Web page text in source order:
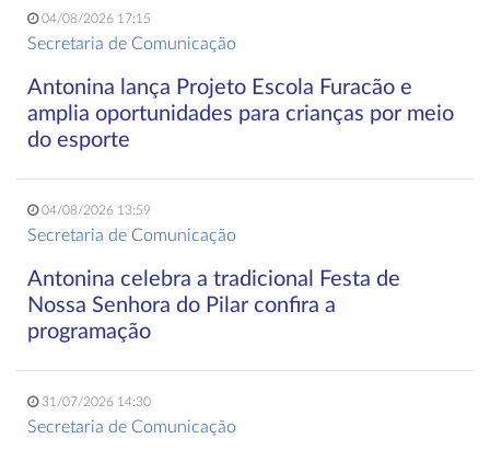
04/08/2026 17:15
Secretaria de Comunicação
Antonina lança Projeto Escola Furacão e
amplia oportunidades para crianças por meio
do esporte
04/08/2026 13:59
Secretaria de Comunicação
Antonina celebra a tradicional Festa de
Nossa Senhora do Pilar confira a
programação
31/07/2026 14:30
Secretaria de Comunicação